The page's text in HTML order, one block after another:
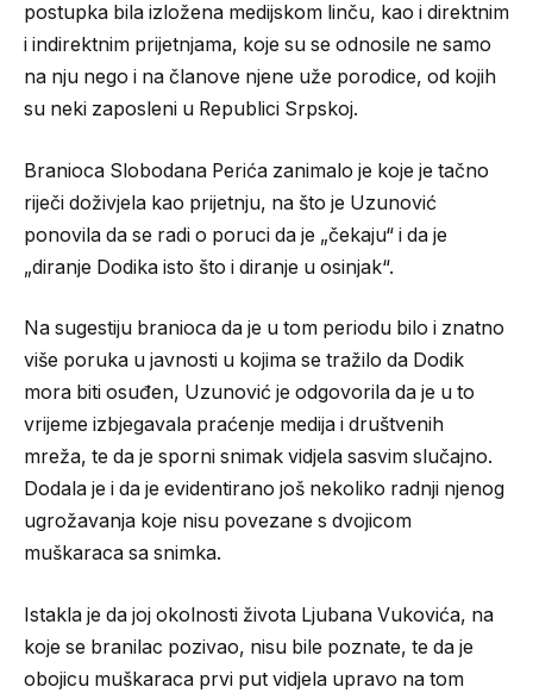
postupka bila izložena medijskom linču, kao i direktnim
i indirektnim prijetnjama, koje su se odnosile ne samo
na nju nego i na članove njene uže porodice, od kojih
su neki zaposleni u Republici Srpskoj.
Branioca Slobodana Perića zanimalo je koje je tačno
riječi doživjela kao prijetnju, na što je Uzunović
ponovila da se radi o poruci da je „čekaju“ i da je
„diranje Dodika isto što i diranje u osinjak“.
Na sugestiju branioca da je u tom periodu bilo i znatno
više poruka u javnosti u kojima se tražilo da Dodik
mora biti osuđen, Uzunović je odgovorila da je u to
vrijeme izbjegavala praćenje medija i društvenih
mreža, te da je sporni snimak vidjela sasvim slučajno.
Dodala je i da je evidentirano još nekoliko radnji njenog
ugrožavanja koje nisu povezane s dvojicom
muškaraca sa snimka.
Istakla je da joj okolnosti života Ljubana Vukovića, na
koje se branilac pozivao, nisu bile poznate, te da je
obojicu muškaraca prvi put vidjela upravo na tom